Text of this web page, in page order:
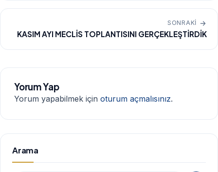
SONRAKI
KASIM AYI MECLİS TOPLANTISINI GERÇEKLEŞTİRDİK
Yorum Yap
Yorum yapabilmek için oturum açmalısınız.
Arama